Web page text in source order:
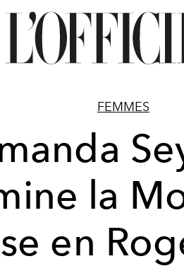
FEMMES
la
en